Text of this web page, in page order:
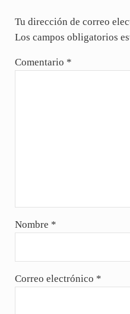
Tu dirección de correo
Los campos obligatorios
Comentario *
Nombre *
Correo electrónico *